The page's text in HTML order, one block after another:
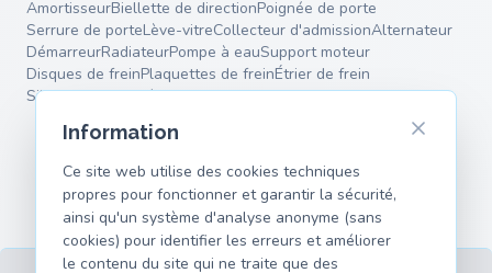
AmortisseurBiellette de directionPoignée de porte
Serrure de porteLève-vitreCollecteur d'admissionAlternateur
DémarreurRadiateurPompe à eauSupport moteur
Disques de freinPlaquettes de freinÉtrier de frein
Silencieux intermédiaireRessortsBras de suspension
Information
Ce site web utilise des cookies techniques
propres pour fonctionner et garantir la sécurité,
ainsi qu'un système d'analyse anonyme (sans
cookies) pour identifier les erreurs et améliorer
le contenu du site qui ne traite que des